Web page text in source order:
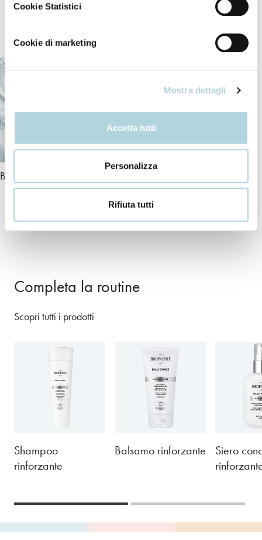
Cookie Statistici
Cookie di marketing
Mostra dettagli
Accetta tutti
Personalizza
Rifiuta tutti
I nostri ingredienti
Bio-Peptide Complex
+ INCI
Completa la routine
Scopri tutti i prodotti
Shampoo
rinforzante
Balsamo rinforzante
Siero